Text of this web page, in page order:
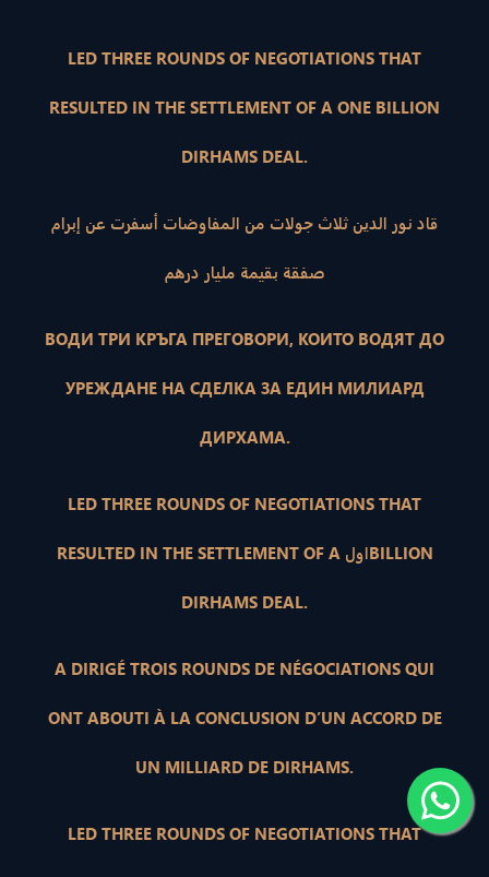
LED THREE ROUNDS OF NEGOTIATIONS THAT
RESULTED IN THE SETTLEMENT OF A ONE BILLION
DIRHAMS DEAL.
قاد نور الدين ثلاث جولات من المفاوضات أسفرت عن إبرام
صفقة بقيمة مليار درهم
ВОДИ ТРИ КРЪГА ПРЕГОВОРИ, КОИТО ВОДЯТ ДО
УРЕЖДАНЕ НА СДЕЛКА ЗА ЕДИН МИЛИАРД
ДИРХАМА.
LED THREE ROUNDS OF NEGOTIATIONS THAT
RESULTED IN THE SETTLEMENT OF A اولBILLION
DIRHAMS DEAL.
A DIRIGÉ TROIS ROUNDS DE NÉGOCIATIONS QUI
ONT ABOUTI À LA CONCLUSION D’UN ACCORD DE
UN MILLIARD DE DIRHAMS.
LED THREE ROUNDS OF NEGOTIATIONS THAT